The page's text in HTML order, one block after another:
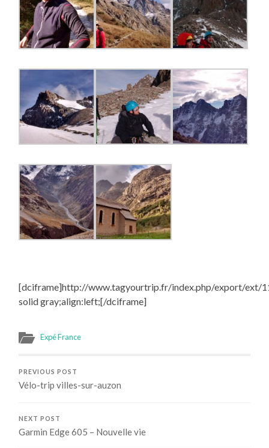
[dciframe]http://www.tagyourtrip.fr/index.php/export/ext/
solid gray;align:left;[/dciframe]
Expé France
PREVIOUS POST
Vélo-trip villes-sur-auzon
NEXT POST
Garmin Edge 605 – Nouvelle vie